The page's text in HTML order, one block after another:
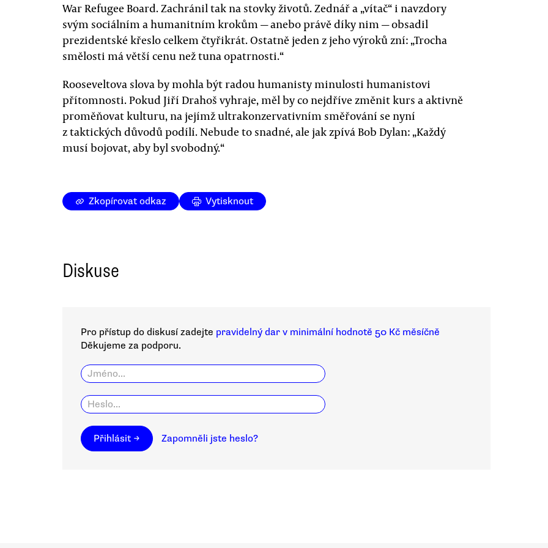
War Refugee Board. Zachránil tak na stovky životů. Zednář a „vítač“ i navzdory
svým sociálním a humanitním krokům — anebo právě díky nim — obsadil
prezidentské křeslo celkem čtyřikrát. Ostatně jeden z jeho výroků zní: „Trocha
smělosti má větší cenu než tuna opatrnosti.“
Rooseveltova slova by mohla být radou humanisty minulosti humanistovi
přítomnosti. Pokud Jiří Drahoš vyhraje, měl by co nejdříve změnit kurs a aktivně
proměňovat kulturu, na jejímž ultrakonzervativním směřování se nyní
z taktických důvodů podílí. Nebude to snadné, ale jak zpívá Bob Dylan: „Každý
musí bojovat, aby byl svobodný.“
Zkopírovat odkaz Vytisknout
Diskuse
Pro přístup do diskusí zadejte pravidelný dar v minimální hodnotě 50 Kč měsíčně
Děkujeme za podporu.
Přihlásit → Zapomněli jste heslo?